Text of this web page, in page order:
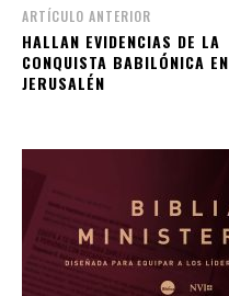
ARTÍCULO ANTERIOR
HALLAN EVIDENCIAS DE LA
CONQUISTA BABILÓNICA EN
JERUSALÉN